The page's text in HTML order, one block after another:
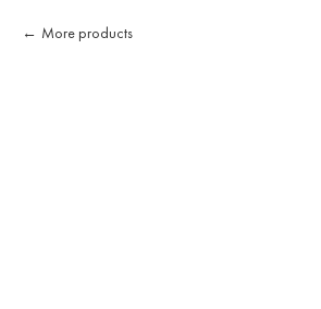
More products